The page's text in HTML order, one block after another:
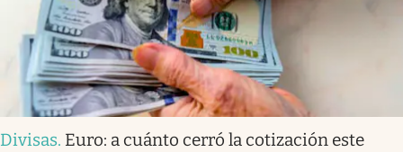
Divisas. Euro: a cuánto cerró la cotización este